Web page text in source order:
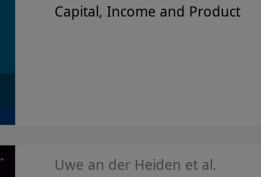
Capital, Income and Product
Uwe an der Heiden et al.